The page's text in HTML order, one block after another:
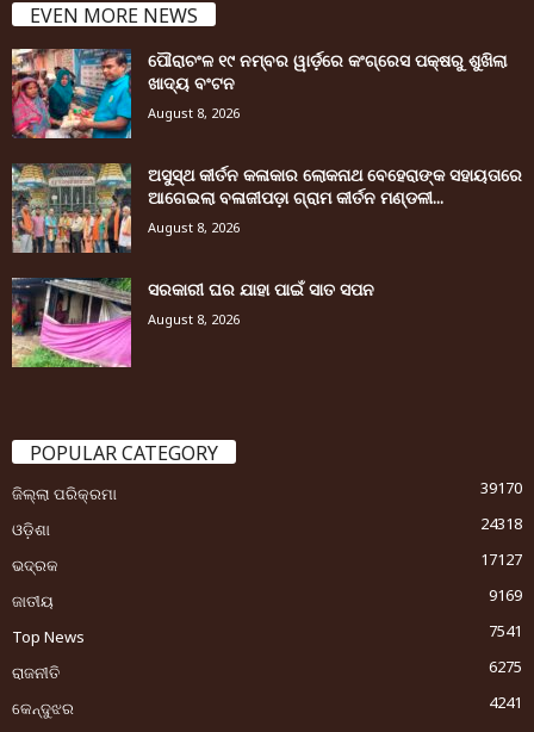
EVEN MORE NEWS
ପୌରାଚଂଳ ୧୯ ନମ୍ବର ୱାର୍ଡ଼ରେ କଂଗ୍ରେସ ପକ୍ଷରୁ ଶୁଖିଲା
ଖାଦ୍ୟ ବଂଟନ
August 8, 2026
ଅସୁସ୍ଥ କୀର୍ତନ କଳାକାର ଲୋକନାଥ ବେହେରାଙ୍କ ସହାୟତାରେ
ଆଗେଇଲା ବଳାଜୀପଡ଼ା ଗ୍ରାମ କୀର୍ତନ ମଣ୍ଡଳୀ...
August 8, 2026
ସରକାରୀ ଘର ଯାହା ପାଇଁ ସାତ ସପନ
August 8, 2026
POPULAR CATEGORY
ଜିଲ୍ଲା ପରିକ୍ରମା
39170
ଓଡ଼ିଶା
24318
ଭଦ୍ରକ
17127
ଜାତୀୟ
9169
Top News
7541
ରାଜନୀତି
6275
କେନ୍ଦୁଝର
4241